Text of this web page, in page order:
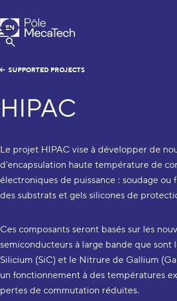
MecaTech
Menu
Show Search
EN
FR
SUPPORTED PROJECTS
HIPAC
Le projet HIPAC vise à développer de
d’encapsulation haute température de
électroniques de puissance : soudage ou
des substrats et gels silicones de
Ces composants seront basés sur les
semiconducteurs à large bande que sont
Silicium (SiC) et le Nitrure de Gallium
un fonctionnement à des températures
pertes de commutation réduites.